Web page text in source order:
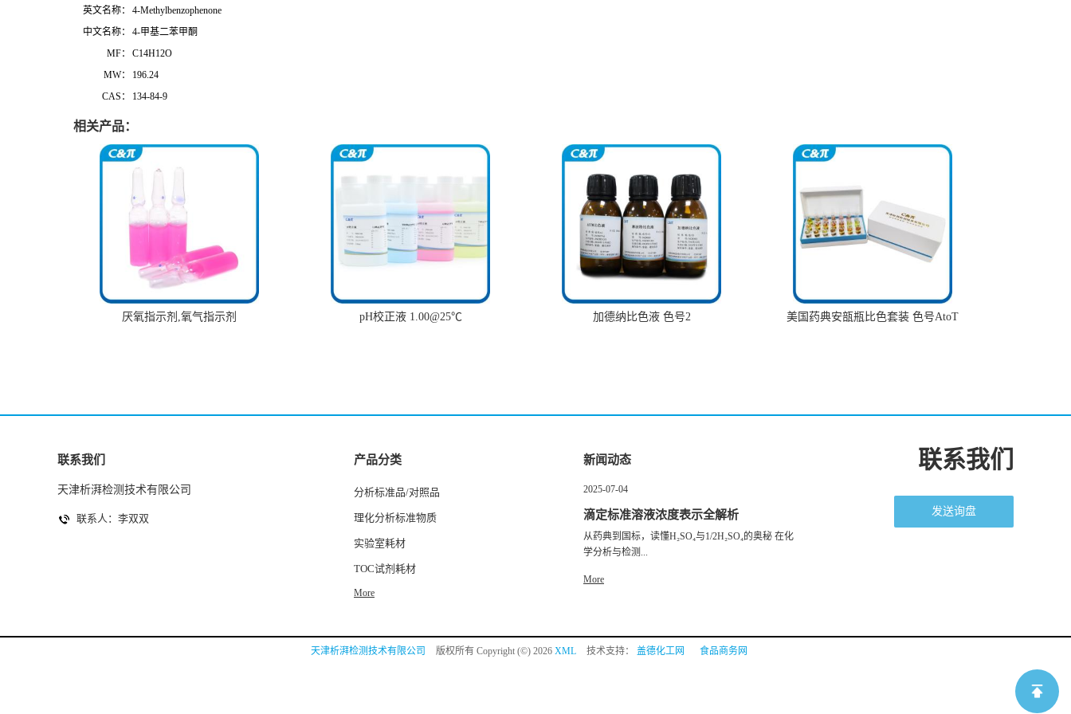
英文名称：
4-Methylbenzophenone
中文名称：
4-甲基二苯甲酮
MF：
C14H12O
MW：
196.24
CAS：
134-84-9
相关产品：
厌氧指示剂,氧气指示剂 pH校正液 1.00@25℃ 加德纳比色液 色号2 美国药典安瓿瓶比色套装 色号AtoT
联系我们
天津析湃检测技术有限公司
联系人：李双双
产品分类
分析标准品/对照品
理化分析标准物质
实验室耗材
TOC试剂耗材
More
新闻动态
2025-07-04
滴定标准溶液浓度表示全解析
从药典到国标，读懂H₂SO₄与1/2H₂SO₄的奥秘 在化
学分析与检测...
More
联系我们
发送询盘
天津析湃检测技术有限公司 版权所有 Copyright (©) 2026 XML 技术支持： 盖德化工网 食品商务网